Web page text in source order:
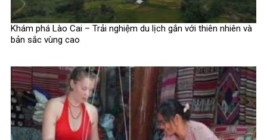
Khám phá Lào Cai – Trải nghiệm du lịch gắn với thiên nhiên và
bản sắc vùng cao